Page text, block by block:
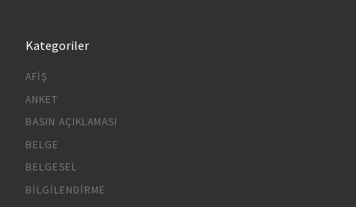
Kategoriler
AFIŞ
ANKET
BASIN AÇIKLAMASI
BELGE
BELGESEL
BILGILENDIRME